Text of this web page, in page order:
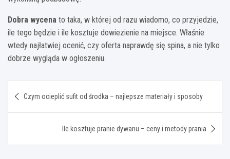
Dobra wycena to taka, w której od razu wiadomo, co przyjedzie,
ile tego będzie i ile kosztuje dowiezienie na miejsce. Właśnie
wtedy najłatwiej ocenić, czy oferta naprawdę się spina, a nie tylko
dobrze wygląda w ogłoszeniu.
wpisu
Czym ocieplić sufit od środka – najlepsze materiały i sposoby
Ile kosztuje pranie dywanu – ceny i metody prania